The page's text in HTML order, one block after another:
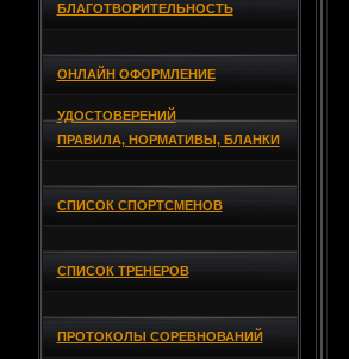
БЛАГОТВОРИТЕЛЬНОСТЬ
ОНЛАЙН ОФОРМЛЕНИЕ
УДОСТОВЕРЕНИЙ
ПРАВИЛА, НОРМАТИВЫ, БЛАНКИ
СПИСОК СПОРТСМЕНОВ
СПИСОК ТРЕНЕРОВ
ПРОТОКОЛЫ СОРЕВНОВАНИЙ